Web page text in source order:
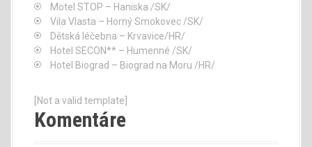
Motel STOP – Haniska /SK/
Vila Vlasta – Horný Smokovec /SK/
Dětská léčebna – Krvavice/HR/
Hotel SECON** – Humenné /SK/
Hotel Biograd – Biograd na Moru /HR/
[Not a valid template]
Komentáre